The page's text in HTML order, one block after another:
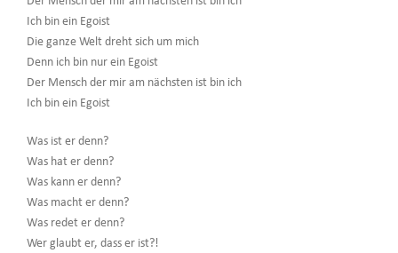
Ich bin ein Egoist
Die ganze Welt dreht sich um mich
Denn ich bin nur ein Egoist
Der Mensch der mir am nächsten ist bin ich
Ich bin ein Egoist
Was ist er denn?
Was hat er denn?
Was kann er denn?
Was macht er denn?
Was redet er denn?
Wer glaubt er, dass er ist?!